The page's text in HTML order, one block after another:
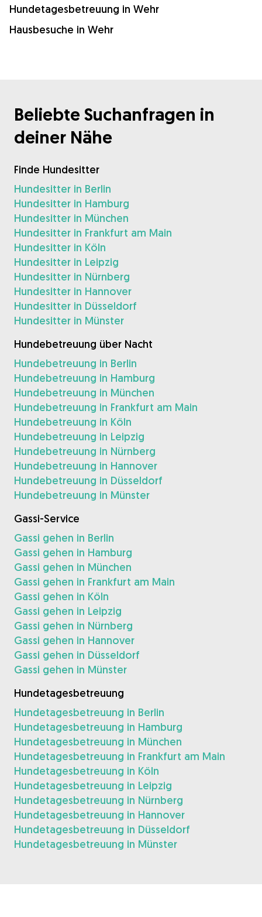
Hundetagesbetreuung in Wehr
Hausbesuche in Wehr
Beliebte Suchanfragen in
deiner Nähe
Finde Hundesitter
Hundesitter in Berlin
Hundesitter in Hamburg
Hundesitter in München
Hundesitter in Frankfurt am Main
Hundesitter in Köln
Hundesitter in Leipzig
Hundesitter in Nürnberg
Hundesitter in Hannover
Hundesitter in Düsseldorf
Hundesitter in Münster
Hundebetreuung über Nacht
Hundebetreuung in Berlin
Hundebetreuung in Hamburg
Hundebetreuung in München
Hundebetreuung in Frankfurt am Main
Hundebetreuung in Köln
Hundebetreuung in Leipzig
Hundebetreuung in Nürnberg
Hundebetreuung in Hannover
Hundebetreuung in Düsseldorf
Hundebetreuung in Münster
Gassi-Service
Gassi gehen in Berlin
Gassi gehen in Hamburg
Gassi gehen in München
Gassi gehen in Frankfurt am Main
Gassi gehen in Köln
Gassi gehen in Leipzig
Gassi gehen in Nürnberg
Gassi gehen in Hannover
Gassi gehen in Düsseldorf
Gassi gehen in Münster
Hundetagesbetreuung
Hundetagesbetreuung in Berlin
Hundetagesbetreuung in Hamburg
Hundetagesbetreuung in München
Hundetagesbetreuung in Frankfurt am Main
Hundetagesbetreuung in Köln
Hundetagesbetreuung in Leipzig
Hundetagesbetreuung in Nürnberg
Hundetagesbetreuung in Hannover
Hundetagesbetreuung in Düsseldorf
Hundetagesbetreuung in Münster